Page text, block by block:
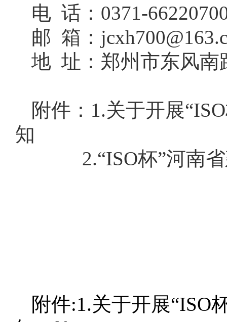
电 话：0371-
邮 箱：
地 址：郑州市东风南
附件：1.关于开展
知
2.“ISO杯”河南省
附件:1.关于开展“ISO